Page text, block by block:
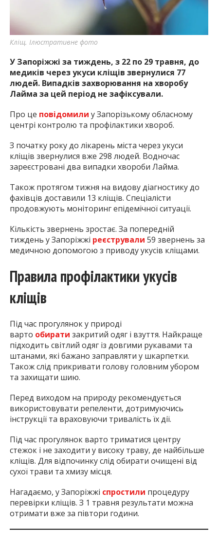
найважливішу інформацію про події
міста Запоріжжя та області.
Кліщ. Ілюстративне фото
У Запоріжжі за тиждень, з 22 по 29 травня, до
медиків через укуси кліщів звернулися 77
людей. Випадків захворювання на хворобу
Лайма за цей період не зафіксували.
Про це повідомили у Запорізькому обласному
центрі контролю та профілактики хвороб.
З початку року до лікарень міста через укуси
кліщів звернулися вже 298 людей. Водночас
зареєстровані два випадки хвороби Лайма.
Також протягом тижня на видову діагностику до
фахівців доставили 13 кліщів. Спеціалісти
продовжують моніторинг епідемічної ситуації.
Кількість звернень зростає. За попередній
тиждень у Запоріжжі реєстрували 59 звернень за
медичною допомогою з приводу укусів кліщами.
Правила профілактики укусів
кліщів
Під час прогулянок у природі
варто обирати закритий одяг і взуття. Найкраще
підходить світлий одяг із довгими рукавами та
штанами, які бажано заправляти у шкарпетки.
Також слід прикривати голову головним убором
та захищати шию.
Перед виходом на природу рекомендується
використовувати репеленти, дотримуючись
інструкції та враховуючи тривалість їх дії.
Під час прогулянок варто триматися центру
стежок і не заходити у високу траву, де найбільше
кліщів. Для відпочинку слід обирати очищені від
сухої трави та хмизу місця.
Нагадаємо, у Запоріжжі спростили процедуру
перевірки кліщів. З 1 травня результати можна
отримати вже за півтори години.